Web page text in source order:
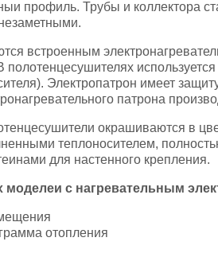
профиль. Трубы и коллектора
встроенным
Электропатрон имеет
патрона
окрашиваются в
теплоносителем,
для настенного крепления.
моделеи с нагревательным
отопления